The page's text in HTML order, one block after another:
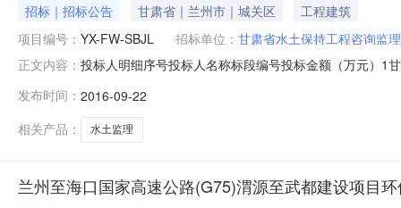
招标｜招标公告 甘肃省｜兰州市｜城关区
工程建筑
项目编号： YX-FW-SBJL 招标单位： 甘肃省水土保持工程咨询监
正文内容： 投标人明细序号投标人名称标段编号投标金额（万元）1
SBJL360.00006陕西华正生态建设设计监理有限公司YX
发布时间： 2016-09-22
相关产品：
水土监理
兰州至海口国家高速公路(G75)渭源至武都建设项目